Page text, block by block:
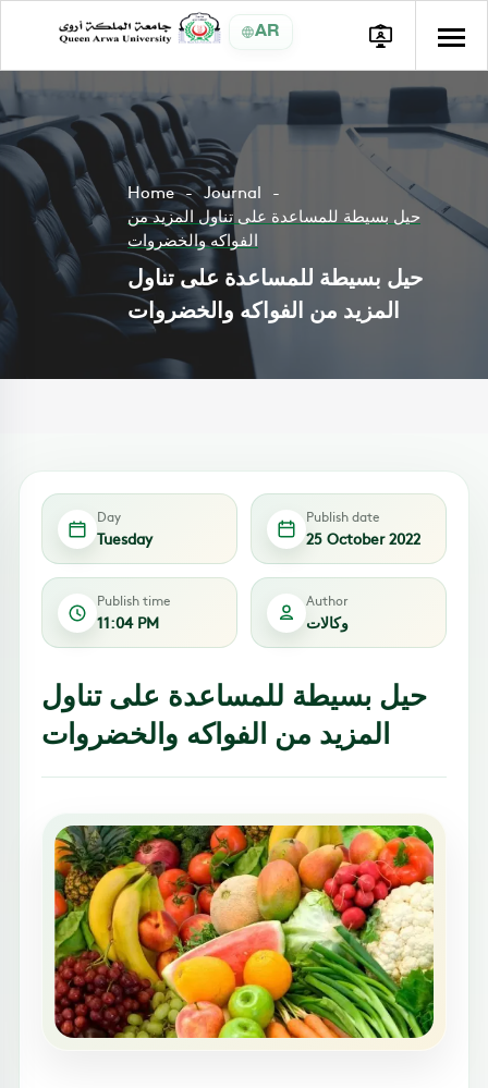
AR
Home
Journal
حيل بسيطة للمساعدة على تناول المزيد من
الفواكه والخضروات
حيل بسيطة للمساعدة على تناول
المزيد من الفواكه والخضروات
Day
Tuesday
Publish date
25 October 2022
Publish time
11:04 PM
Author
وكالات
حيل بسيطة للمساعدة على تناول
المزيد من الفواكه والخضروات